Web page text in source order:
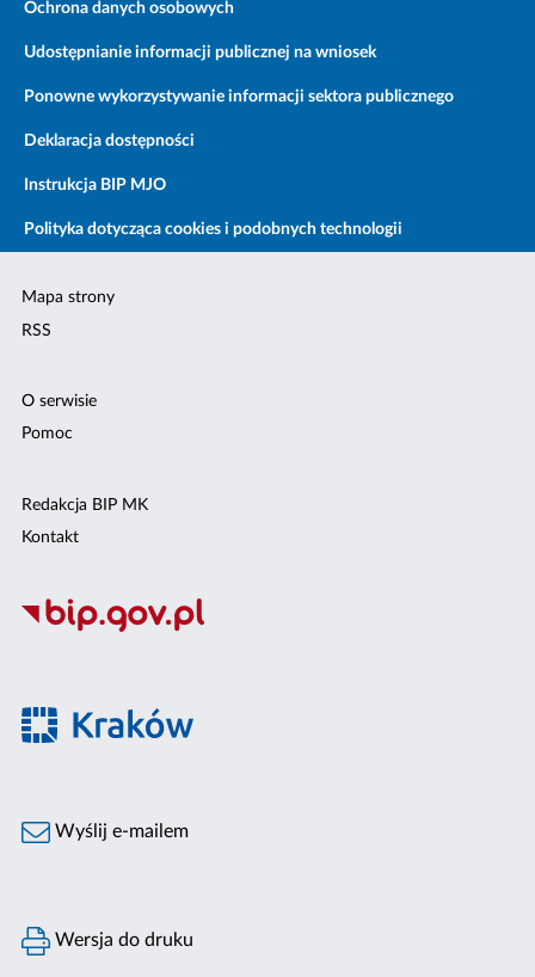
Ochrona danych osobowych
Udostępnianie informacji publicznej na wniosek
Ponowne wykorzystywanie informacji sektora publicznego
Deklaracja dostępności
Instrukcja BIP MJO
Polityka dotycząca cookies i podobnych technologii
Mapa strony
RSS
O serwisie
Pomoc
Redakcja BIP MK
Kontakt
Wyślij e-mailem
Wersja do druku